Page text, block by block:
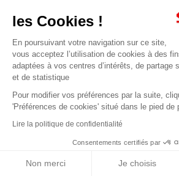
VOLKSWAGEN
T-Roc 1.5 TSI 150 EVO Start/Stop DSG7
118 201 km
17 990 €
les Cookies !
En poursuivant votre navigation sur ce site,
vous acceptez l’utilisation de cookies à des
adaptées à vos centres d’intérêts, de partage
et de statistique
Pour modifier vos préférences par la suite,
'Préférences de cookies' situé dans le pied de
Lire la politique de confidentialité
Consentements certifiés par
Non merci Je choisis
BONJOUR 😊
Je suis en ligne pour